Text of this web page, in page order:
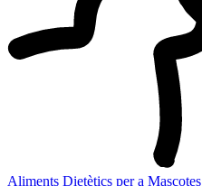
Aliments Dietètics per a Mascotes